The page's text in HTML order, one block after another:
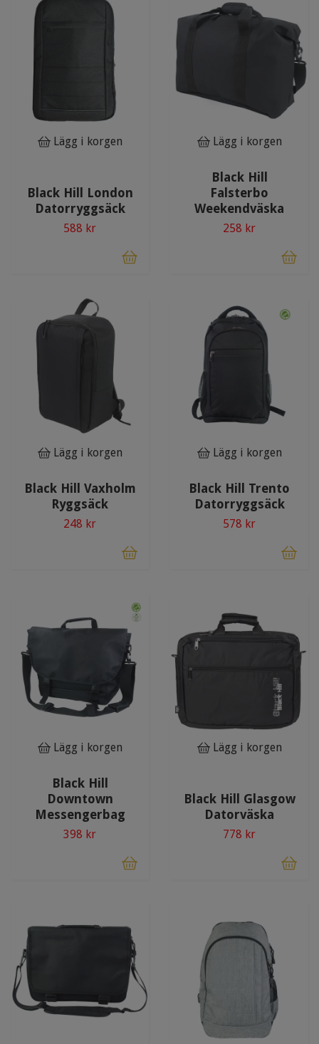
Lägg i korgen
Black Hill London
Datorryggsäck
588 kr
Lägg i korgen
Black Hill
Falsterbo
Weekendväska
258 kr
Lägg i korgen
Black Hill Vaxholm
Ryggsäck
248 kr
Lägg i korgen
Black Hill Trento
Datorryggsäck
578 kr
Lägg i korgen
Black Hill
Downtown
Messengerbag
398 kr
Lägg i korgen
Black Hill Glasgow
Datorväska
778 kr